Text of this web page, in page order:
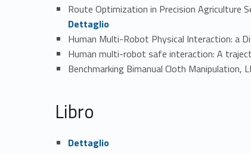
Route Optimization in Precision Agriculture
Dettaglio
Human Multi-Robot Physical Interaction: a
Human multi-robot safe interaction: A
Benchmarking Bimanual Cloth Manipulation,
Libro
Link identifier #identifier_person_166674-18
Dettaglio